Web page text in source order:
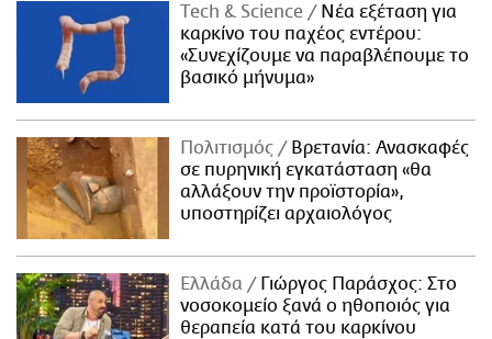
Τech & Science
Νέα εξέταση για
καρκίνο του παχέος εντέρου:
«Συνεχίζουμε να παραβλέπουμε το
βασικό μήνυμα»
Πολιτισμός
Βρετανία: Ανασκαφές
σε πυρηνική εγκατάσταση «θα
αλλάξουν την προϊστορία»,
υποστηρίζει αρχαιολόγος
Ελλάδα
Γιώργος Παράσχος: Στο
νοσοκομείο ξανά ο ηθοποιός για
θεραπεία κατά του καρκίνου